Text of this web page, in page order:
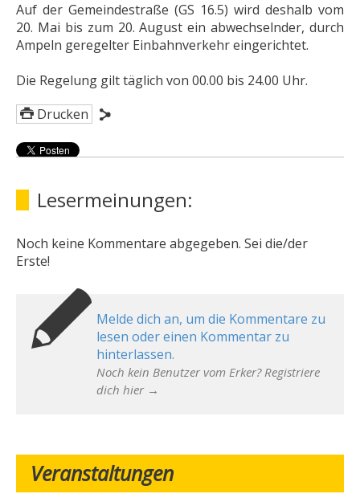
Auf der Gemeindestraße (GS 16.5) wird deshalb vom
20. Mai bis zum 20. August ein abwechselnder, durch
Ampeln geregelter Einbahnverkehr eingerichtet.
Die Regelung gilt täglich von 00.00 bis 24.00 Uhr.
Drucken
Lesermeinungen:
Noch keine Kommentare abgegeben. Sei die/der
Erste!
Melde dich an, um die Kommentare zu
lesen oder einen Kommentar zu
hinterlassen.
Noch kein Benutzer vom Erker? Registriere
dich hier →
Veranstaltungen